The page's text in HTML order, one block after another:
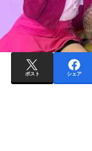
ポスト シェア